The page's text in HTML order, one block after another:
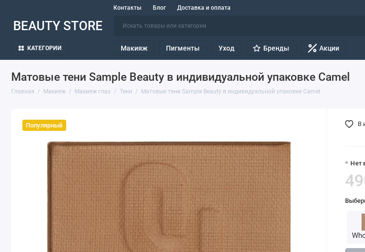
Контакты Блог Доставка и оплата
BEAUTY STORE
КАТЕГОРИИ Макияж Пигменты Уход Бренды Акции
Матовые тени Sample Beauty в индивидуальной упаковке Camel
Главная Макияж Макияж глаз Тени Матовые тени Sample Beauty в индивидуальной упаковке Camel
Популярный
Нет
В